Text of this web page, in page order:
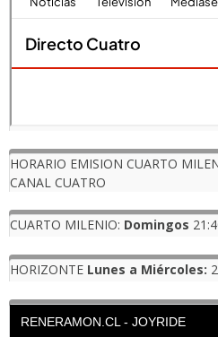
HORARIO EMISION CUARTO
CANAL CUATRO
CUARTO MILENIO: Domingos
HORIZONTE Lunes a Miércoles: